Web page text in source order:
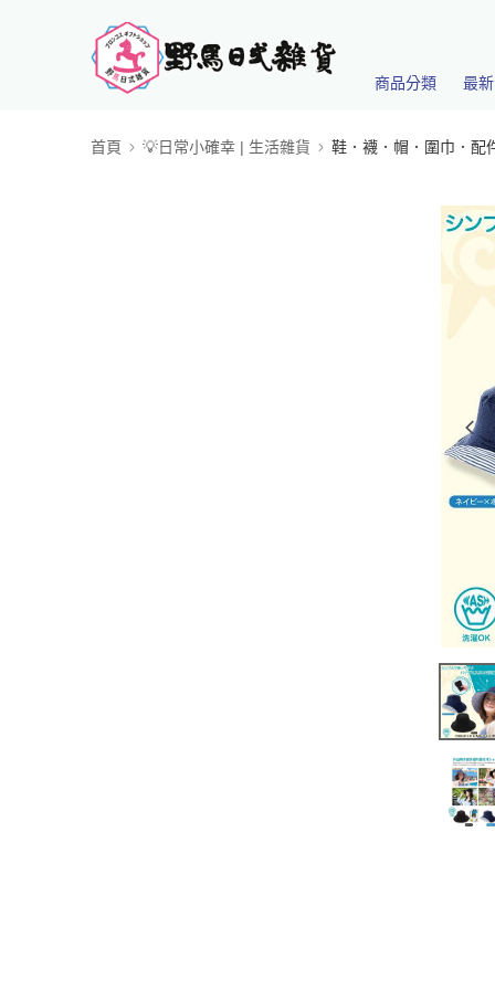
商品分類 最
首頁 💡日常小確幸 | 生活雜貨 鞋．襪．帽．圍巾．配